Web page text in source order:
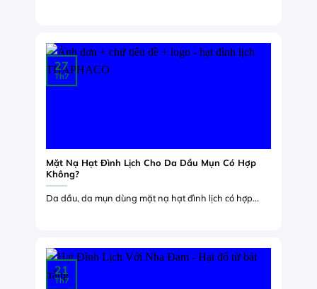
Mặt Nạ Hạt Đình Lịch Cho Da Dầu Mụn Có Hợp
Không?
Da dầu, da mụn dùng mặt nạ hạt đình lịch có hợp...
27
Th7
21
Th7